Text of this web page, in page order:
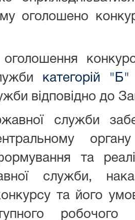
оголошено
категорій "Б"
відповідно до
служби
та
служби,
та його